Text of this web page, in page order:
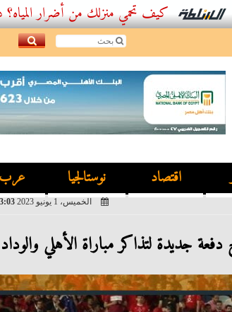
كيف تحمي منزلك من أضرار المياه؟ دليل
اقتصاد نوستالجيا عرب
الخميس، 1 يونيو 2023 03:03
جديدة لتذاكر مباراة الأهلي والوداد